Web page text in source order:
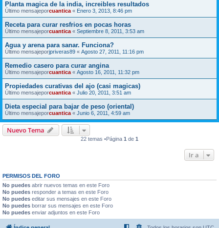
Planta magica de la india, increibles resultados
Último mensajeporcuantica « Enero 3, 2013, 8:46 pm
Receta para curar resfrios en pocas horas
Último mensajeporcuantica « Septiembre 8, 2011, 3:53 am
Agua y arena para sanar. Funciona?
Último mensajeporjpriveras89 « Agosto 27, 2011, 11:16 pm
Remedio casero para curar angina
Último mensajeporcuantica « Agosto 16, 2011, 11:32 pm
Propiedades curativas del ajo (casi magicas)
Último mensajeporcuantica « Julio 20, 2011, 3:51 am
Dieta especial para bajar de peso (oriental)
Último mensajeporcuantica « Junio 6, 2011, 4:59 am
Nuevo Tema
22 temas •Página 1 de 1
Ir a
PERMISOS DEL FORO
No puedes abrir nuevos temas en este Foro
No puedes responder a temas en este Foro
No puedes editar sus mensajes en este Foro
No puedes borrar sus mensajes en este Foro
No puedes enviar adjuntos en este Foro